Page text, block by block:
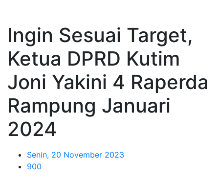
Ingin Sesuai Target,
Ketua DPRD Kutim
Joni Yakini 4 Raperda
Rampung Januari
2024
Senin, 20 November 2023
900